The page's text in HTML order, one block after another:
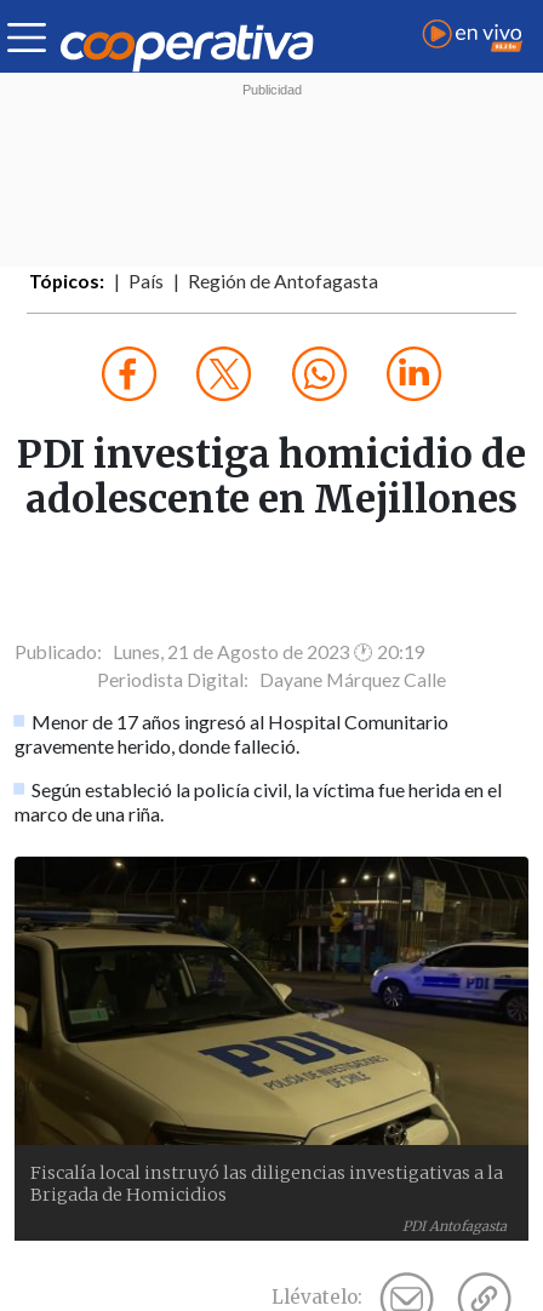
Tópicos: País Región de Antofagasta
PDI investiga homicidio de
adolescente en Mejillones
Publicado: Lunes, 21 de Agosto de 2023 🕐 20:19
Periodista Digital:
Dayane Márquez Calle
Menor de 17 años ingresó al Hospital Comunitario
gravemente herido, donde falleció.
Según estableció la policía civil, la víctima fue herida en el
marco de una riña.
PDI Antofagasta
Fiscalía local instruyó las diligencias investigativas a la
Brigada de Homicidios
Llévatelo: